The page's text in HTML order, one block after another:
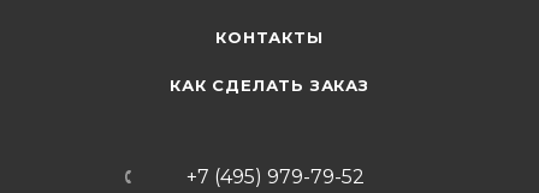
КОНТАКТЫ
КАК СДЕЛАТЬ ЗАКАЗ
+7 (495) 979-79-52